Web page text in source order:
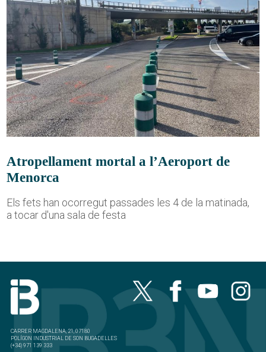
Atropellament mortal a l’Aeroport de
Menorca
Els fets han ocorregut passades les 4 de la matinada,
a tocar d'una sala de festa
CARRER MAGDALENA, 21, 07180
POLÍGON INDUSTRIAL DE SON BUGADELLES
(+34) 971 139 333